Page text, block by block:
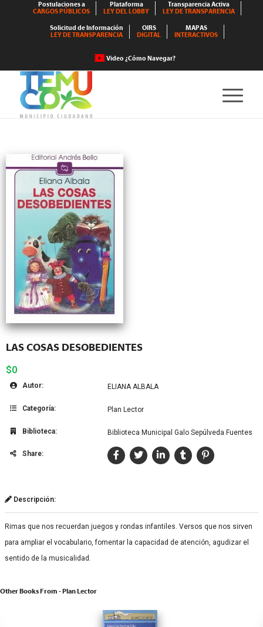
Postulaciones a
CARGOS PÚBLICOS
Plataforma
LEY DEL LOBBY
Transparencia Activa
LEY DE TRANSPARENCIA
Solicitud de Información
LEY DE TRANSPARENCIA
OIRS
DIGITAL
MAPAS
INTERACTIVOS
Video ¿Cómo Navegar?
LAS COSAS DESOBEDIENTES
$0
Autor: ELIANA ALBALA
Categoría: Plan Lector
Biblioteca: Biblioteca Municipal Galo Sepúlveda Fuentes
Share:
Descripción:
Rimas que nos recuerdan juegos y rondas infantiles. Versos que nos sirven
para ampliar el vocabulario, fomentar la capacidad de atención, agudizar el
sentido de la musicalidad.
Other Books From - Plan Lector